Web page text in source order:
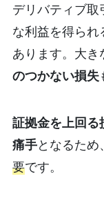
デリバティブ取
な利益を得られ
あります。大き
のつかない損失
証拠金を上回る
痛手となるため、
要です。